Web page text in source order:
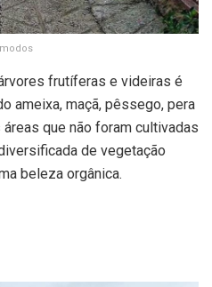
frutíferas e videiras é
ameixa, maçã, pêssego, pera
áreas que não foram cultivadas
de vegetação
beleza orgânica.